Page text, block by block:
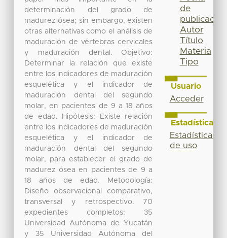
determinación del grado de
madurez ósea; sin embargo, existen
otras alternativas como el análisis de
maduración de vértebras cervicales
y maduración dental. Objetivo:
Determinar la relación que existe
entre los indicadores de maduración
esquelética y el indicador de
maduración dental del segundo
molar, en pacientes de 9 a 18 años
de edad. Hipótesis: Existe relación
entre los indicadores de maduración
esquelética y el indicador de
maduración dental del segundo
molar, para establecer el grado de
madurez ósea en pacientes de 9 a
18 años de edad. Metodología:
Diseño observacional comparativo,
transversal y retrospectivo. 70
expedientes completos: 35
Universidad Autónoma de Yucatán
y 35 Universidad Autónoma del
de
publicación
Autor
Título
Materia
Tipo
Usuario
Acceder
Estadísticas
Estadísticas
de uso